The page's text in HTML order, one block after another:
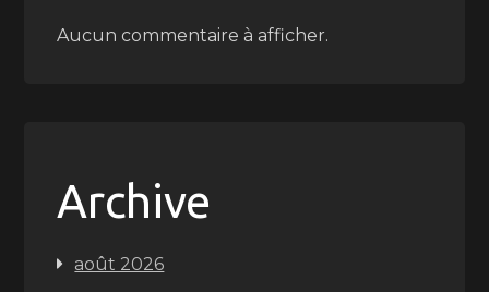
Aucun commentaire à afficher.
Archive
août 2026